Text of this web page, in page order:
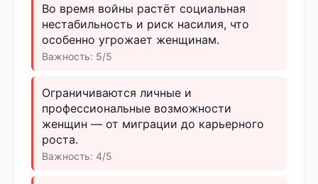
Во время войны растёт социальная
нестабильность и риск насилия, что
особенно угрожает женщинам.
Важность: 5/5
Ограничиваются личные и
профессиональные возможности
женщин — от миграции до карьерного
роста.
Важность: 4/5